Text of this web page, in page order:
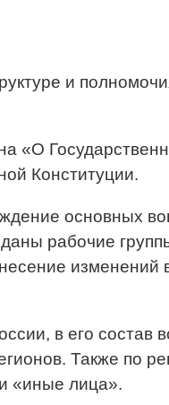
и
«О
Конституции.
основных
рабочие
в его состав
Также по
«иные лица».